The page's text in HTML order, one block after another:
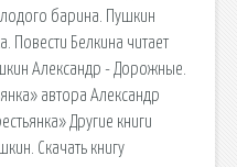
барина. Пушкин
Повести Белкина читает
Александр - Дорожные.
автора Александр
Другие книги
Скачать книгу